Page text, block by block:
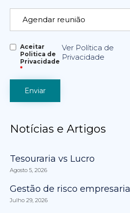
Aceitar
Politica de
Privacidade
*
Ver Política de
Privacidade
Notícias e Artigos
Tesouraria vs Lucro
Agosto 5, 2026
Gestão de risco empresarial
Julho 29, 2026